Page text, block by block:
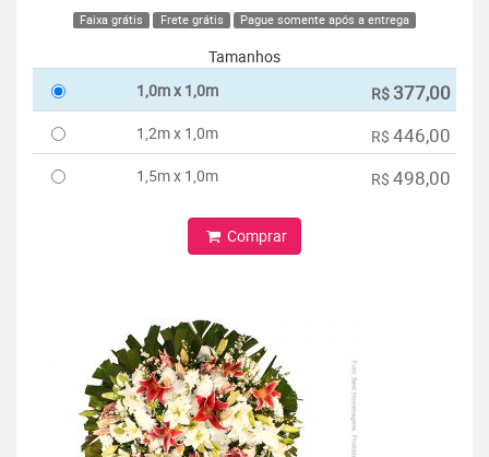
Faixa grátis Frete grátis Pague somente após a entrega
Tamanhos
1,0m x 1,0m
R$ 377,00
1,2m x 1,0m R$ 446,00
1,5m x 1,0m R$ 498,00
Comprar